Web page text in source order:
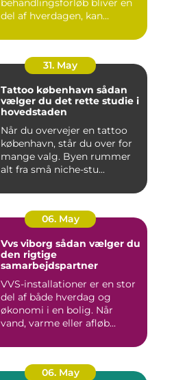
behandlingsforløb bliver en
del af hverdagen, kan
31. May
Tattoo københavn sådan
vælger du det rette studie i
hovedstaden
Når du overvejer en tattoo
københavn, står du over for
mange valg. Byen rummer
alt fra små niche-stu...
06. May
Vvs viborg sådan vælger du
den rigtige
samarbejdspartner
VVS-installationer er en stor
del af både hverdag og
økonomi i en bolig. Når
vand, varme eller afløb...
06. May